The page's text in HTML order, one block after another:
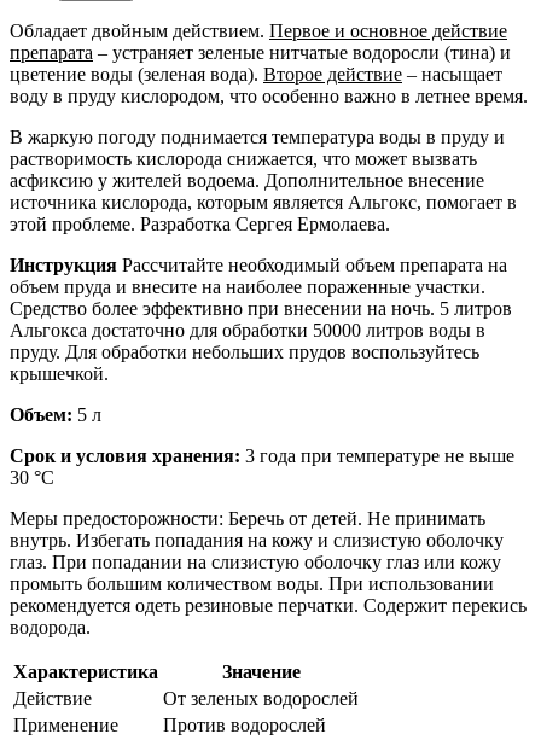
Обладает двойным действием. Первое и основное действие
препарата – устраняет зеленые нитчатые водоросли (тина) и
цветение воды (зеленая вода). Второе действие – насыщает
воду в пруду кислородом, что особенно важно в летнее время.
В жаркую погоду поднимается температура воды в пруду и
растворимость кислорода снижается, что может вызвать
асфиксию у жителей водоема. Дополнительное внесение
источника кислорода, которым является Альгокс, помогает в
этой проблеме. Разработка Сергея Ермолаева.
Инструкция Рассчитайте необходимый объем препарата на
объем пруда и внесите на наиболее пораженные участки.
Средство более эффективно при внесении на ночь. 5 литров
Альгокса достаточно для обработки 50000 литров воды в
пруду. Для обработки небольших прудов воспользуйтесь
крышечкой.
Объем: 5 л
Срок и условия хранения: 3 года при температуре не выше
30 °С
Меры предосторожности: Беречь от детей. Не принимать
внутрь. Избегать попадания на кожу и слизистую оболочку
глаз. При попадании на слизистую оболочку глаз или кожу
промыть большим количеством воды. При использовании
рекомендуется одеть резиновые перчатки. Содержит перекись
водорода.
Характеристика
Значение
Действие
От зеленых водорослей
Применение
Против водорослей